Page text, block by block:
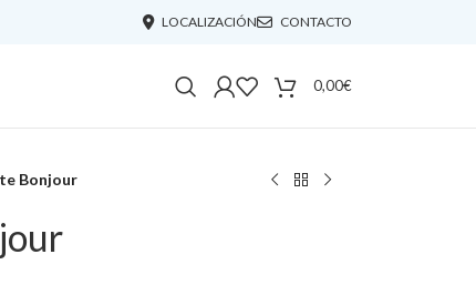
LOCALIZACIÓN CONTACTO
0,00€
Bonjour